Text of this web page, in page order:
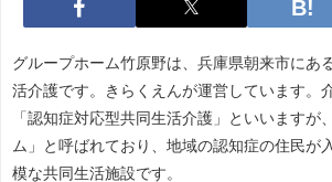
グループホーム竹原野は、兵庫県朝来市にあ
活介護です。きらくえんが運営しています。
「認知症対応型共同生活介護」といいますが
ム」と呼ばれており、地域の認知症の住民が
模な共同生活施設です。